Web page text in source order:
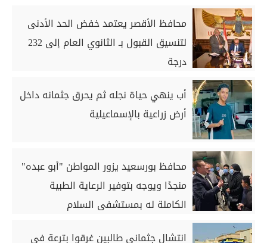
محافظ الأقصر يعتمد خفض الحد الأدنى
لتنسيق القبول بـ الثانوي العام إلى 232
درجة
أب ينهي حياة نجله ثم يحرق جثمانه داخل
أرض زراعية بالإسماعيلية
محافظ بورسعيد يزور المواطن "أبو عبده"
منجدًا ويوجه بتوفير الرعاية الطبية
الكاملة له بمستشفى السلام
انتشال جثماني طالبين غرقوا بترعة في